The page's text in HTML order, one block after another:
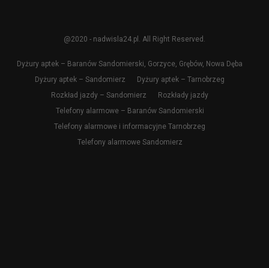
@2020 - nadwisla24.pl. All Right Reserved.
Dyżury aptek – Baranów Sandomierski, Gorzyce, Grębów, Nowa Dęba
Dyżury aptek – Sandomierz
Dyżury aptek – Tarnobrzeg
Rozkład jazdy – Sandomierz
Rozkłady jazdy
Telefony alarmowe – Baranów Sandomierski
Telefony alarmowe i informacyjne Tarnobrzeg
Telefony alarmowe Sandomierz